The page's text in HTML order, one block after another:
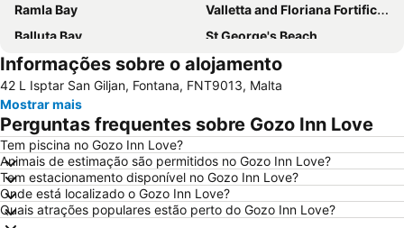
Ramla Bay
Valletta and Floriana Fortifications
Balluta Bay
St George's Beach
Catedral de São João
Popeye Village
Spinola Bay
Palazzo Parisio & Gardens
Paceville
Qawra
Bugibba Perched Beach
San Pawl il-Bahar
Portomaso
Grand Harbour Marina
St Thomas Bay
San Anton Palace
Catedral Anglicana de São Paulo
Bus Terminus
Informações sobre o alojamento
42 L Isptar San Giljan, Fontana, FNT9013, Malta
Mostrar mais
Perguntas frequentes sobre Gozo Inn Love
Tem piscina no Gozo Inn Love?
Animais de estimação são permitidos no Gozo Inn Love?
Tem estacionamento disponível no Gozo Inn Love?
Onde está localizado o Gozo Inn Love?
Quais atrações populares estão perto do Gozo Inn Love?